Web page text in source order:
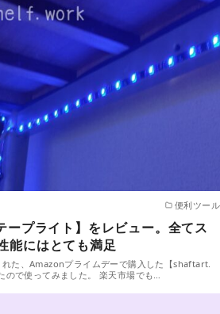
便利ツール
プライト】をレビュー。全てス
能にはとても満足
た、Amazonプライムデーで購入した【shaftart.
ので使ってみました。 楽天市場でも…